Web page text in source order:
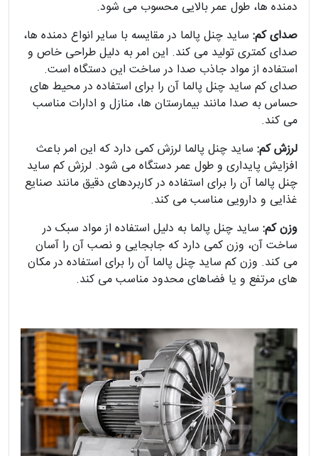
دمنده ها، طول عمر بالایی محسوب می شود.
صدای کم: ساید چنل پالما در مقایسه با سایر انواع دمنده ها،
صدای کمتری تولید می کند. این امر به دلیل طراحی خاص و
استفاده از مواد جاذب صدا در ساخت این دستگاه است.
صدای کم ساید چنل پالما آن را برای استفاده در محیط های
حساس به صدا مانند بیمارستان ها، منازل و ادارات مناسب
می کند.
لرزش کم: ساید چنل پالما لرزش کمی دارد که این امر باعث
افزایش پایداری و طول عمر دستگاه می شود. لرزش کم ساید
چنل پالما آن را برای استفاده در کاربردهای دقیق مانند صنایع
غذایی و دارویی مناسب می کند.
وزن کم: ساید چنل پالما به دلیل استفاده از مواد سبک در
ساخت آن، وزن کمی دارد که جابجایی و نصب آن را آسان
می کند. وزن کم ساید چنل پالما آن را برای استفاده در مکان
های مرتفع و یا فضاهای محدود مناسب می کند.